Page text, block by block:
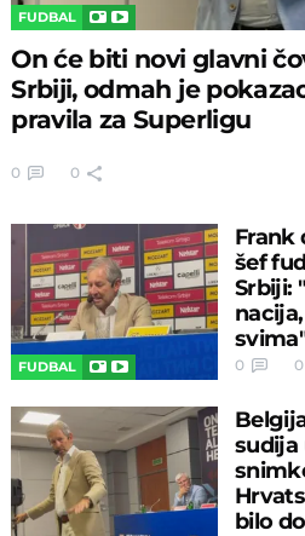
FUDBAL
On će biti novi glavni
Srbiji, odmah je
pravila za Superligu
0 0
FUDBAL
Frank
šef
Srbiji:
0 0
sudija
bilo